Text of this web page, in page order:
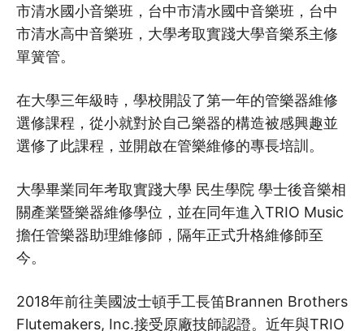
市清水國小音樂班，台中市清水國中音樂班，台中
市清水高中音樂班，大學考取實踐大學音樂系主修
單簧管。
在大學三年級時，學校開設了第一年的管樂器維修
選修課程，從小就對於自己樂器的構造被感興趣並
選修了此課程，並開啟在管樂維修的專長培訓。
大學畢業同年考取實踐大學 民生學院 學士後音樂相
關產業暨樂器維修學位，並在同年進入TRIO Music
擔任管樂器助理維修師，隔年正式升格維修師至
今。
2018年前往美國波士頓手工長笛Brannen Brothers
Flutemakers, Inc.接受原廠技師認證。近年與TRIO